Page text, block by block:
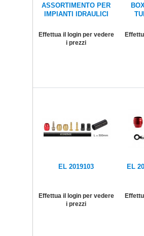
ASSORTIMENTO PER
IMPIANTI IDRAULICI
Effettua il login per vedere
i prezzi
EL 2019103
Effettua il login per vedere
i prezzi
EL